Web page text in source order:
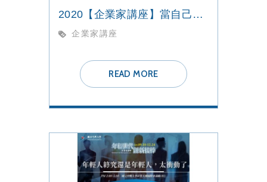
2020【企業家講座】當自己人生的主人
企業家講座
READ MORE